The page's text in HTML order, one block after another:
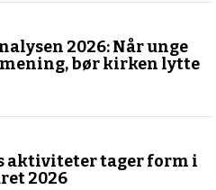
2026: Når unge
mening, bør kirken lytte
aktiviteter tager form i
2026